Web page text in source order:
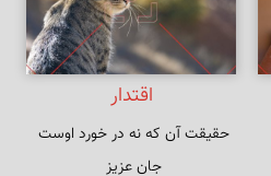
اقتدار
حقیقت آن که نه در خورد اوست